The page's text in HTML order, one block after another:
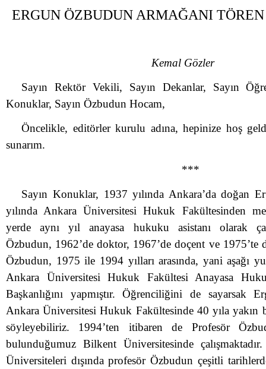
ERGUN ÖZBUDUN ARMAĞANI
Kemal Gözler
Sayın Rektör Vekili, Sayın Dekanlar, Sayın
Konuklar, Sayın Özbudun Hocam,
Öncelikle, editörler kurulu adına, hepinize hoş
sunarım.
***
Sayın Konuklar, 1937 yılında Ankara’da doğan
yılında Ankara Üniversitesi Hukuk Fakültesinden
yerde aynı yıl anayasa hukuku asistanı olarak
Özbudun, 1962’de doktor, 1967’de doçent ve 1975’te
Özbudun, 1975 ile 1994 yılları arasında, yani aşağı
Ankara Üniversitesi Hukuk Fakültesi Anayasa
Başkanlığını yapmıştır. Öğrenciliğini de sayarsak
Ankara Üniversitesi Hukuk Fakültesinde 40 yıla yakın
söyleyebiliriz. 1994’ten itibaren de Profesör
bulunduğumuz Bilkent Üniversitesinde
Üniversiteleri dışında profesör Özbudun çeşitli